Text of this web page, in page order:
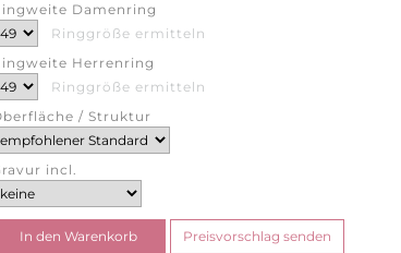
Damenring
Ringgröße ermitteln
Herrenring
Ringgröße ermitteln
/ Struktur
incl.